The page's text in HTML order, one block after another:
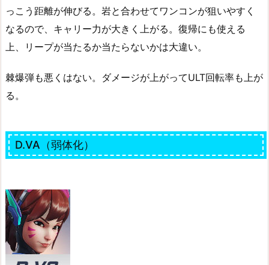
っこう距離が伸びる。岩と合わせてワンコンが狙いやすく
なるので、キャリー力が大きく上がる。復帰にも使える
上、リープが当たるか当たらないかは大違い。
棘爆弾も悪くはない。ダメージが上がってULT回転率も上が
る。
D.VA（弱体化）